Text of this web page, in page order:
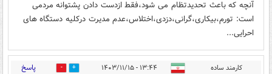
آنچه که باعث تحدیدتظام می شود،فقط ازدست دادن پشتوانه مردمی
است: تورم،بیکاری،گرانی،دزدی،اختلاس،عدم مدیرت درکلیه دستگاه های
احرایی...
کارمند ساده ۱۳:۴۴ - ۱۴۰۳/۱۱/۱۵ 1 پاسخ